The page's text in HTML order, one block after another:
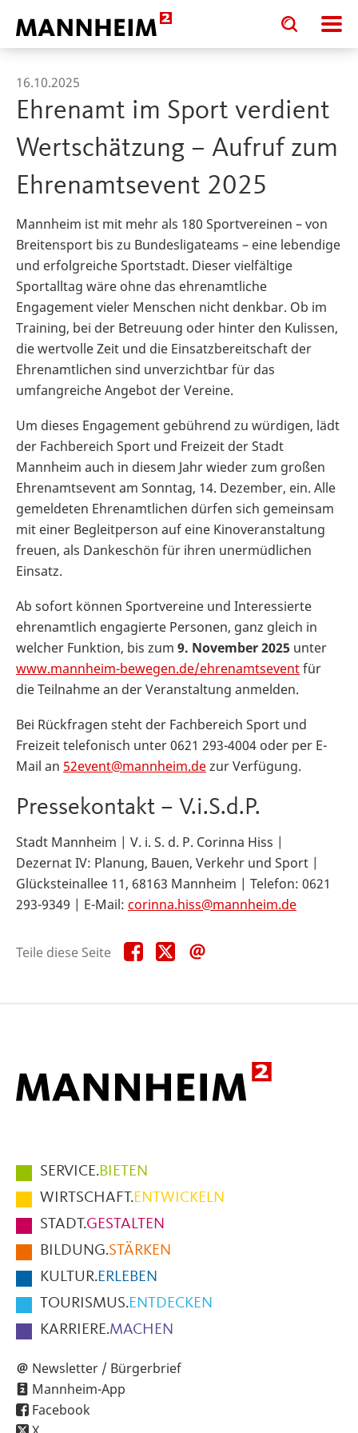
Toggle
search
input
Toggle
search
input
16.10.2025
Ehrenamt im Sport verdient
Wertschätzung – Aufruf zum
Ehrenamtsevent 2025
Mannheim ist mit mehr als 180 Sportvereinen – von
Breitensport bis zu Bundesligateams – eine lebendige
und erfolgreiche Sportstadt. Dieser vielfältige
Sportalltag wäre ohne das ehrenamtliche
Engagement vieler Menschen nicht denkbar. Ob im
Training, bei der Betreuung oder hinter den Kulissen,
die wertvolle Zeit und die Einsatzbereitschaft der
Ehrenamtlichen sind unverzichtbar für das
umfangreiche Angebot der Vereine.
Um dieses Engagement gebührend zu würdigen, lädt
der Fachbereich Sport und Freizeit der Stadt
Mannheim auch in diesem Jahr wieder zum großen
Ehrenamtsevent am Sonntag, 14. Dezember, ein. Alle
gemeldeten Ehrenamtlichen dürfen sich gemeinsam
mit einer Begleitperson auf eine Kinoveranstaltung
freuen, als Dankeschön für ihren unermüdlichen
Einsatz.
Ab sofort können Sportvereine und Interessierte
ehrenamtlich engagierte Personen, ganz gleich in
welcher Funktion, bis zum 9. November 2025 unter
www.mannheim-bewegen.de/ehrenamtseventfür
die Teilnahme an der Veranstaltung anmelden.
Bei Rückfragen steht der Fachbereich Sport und
Freizeit telefonisch unter 0621 293-4004 oder per E-
Mail an 52event@mannheim.dezur Verfügung.
Pressekontakt – V.i.S.d.P.
Stadt Mannheim | V. i. S. d. P. Corinna Hiss |
Dezernat IV: Planung, Bauen, Verkehr und Sport |
Glücksteinallee 11, 68163 Mannheim | Telefon: 0621
293-9349 | E-Mail: corinna.hiss@mannheim.de
Teile diese Seite Teile
diese
Teile
diese
Hauptmenüpunkte
im
Fußbereich
der
Seite
SERVICE.BIETEN
WIRTSCHAFT.ENTWICKELN
STADT.GESTALTEN
BILDUNG.STÄRKEN
KULTUR.ERLEBEN
TOURISMUS.ENTDECKEN
KARRIERE.MACHEN
Newsletter / Bürgerbrief
Mannheim-App
Facebook